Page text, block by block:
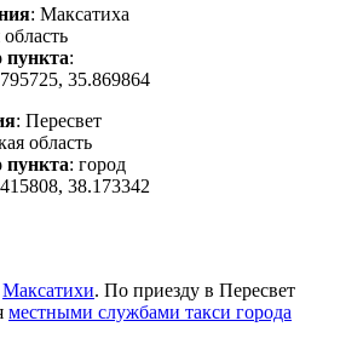
: Максатиха
пункта:
35.869864
: Пересвет
область
пункта: город
38.173342
Максатихи. По приезду в Пересвет
местными службами такси города